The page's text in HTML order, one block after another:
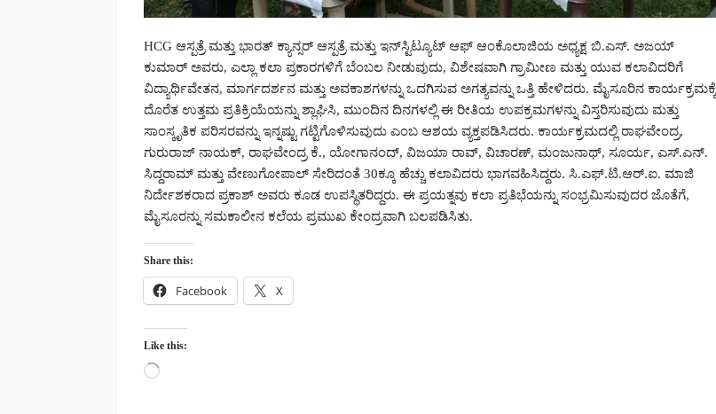
HCG ಆಸ್ಪತ್ರೆ ಮತ್ತು ಭಾರತ್ ಕ್ಯಾನ್ಸರ್ ಆಸ್ಪತ್ರೆ ಮತ್ತು ಇನ್‌ಸ್ಟಿಟ್ಯೂಟ್ ಆಫ್ ಆಂಕೊಲಾಜಿಯ ಅಧ್ಯಕ್ಷ ಬಿ.ಎಸ್. ಅಜಯ್
ಕುಮಾರ್ ಅವರು, ಎಲ್ಲಾ ಕಲಾ ಪ್ರಕಾರಗಳಿಗೆ ಬೆಂಬಲ ನೀಡುವುದು, ವಿಶೇಷವಾಗಿ ಗ್ರಾಮೀಣ ಮತ್ತು ಯುವ ಕಲಾವಿದರಿಗೆ
ವಿದ್ಯಾರ್ಥಿವೇತನ, ಮಾರ್ಗದರ್ಶನ ಮತ್ತು ಅವಕಾಶಗಳನ್ನು ಒದಗಿಸುವ ಅಗತ್ಯವನ್ನು ಒತ್ತಿ ಹೇಳಿದರು. ಮೈಸೂರಿನ ಕಾರ್ಯಕ್ರಮಕ್ಕೆ
ದೊರೆತ ಉತ್ತಮ ಪ್ರತಿಕ್ರಿಯೆಯನ್ನು ಶ್ಲಾಘಿಸಿ, ಮುಂದಿನ ದಿನಗಳಲ್ಲಿ ಈ ರೀತಿಯ ಉಪಕ್ರಮಗಳನ್ನು ವಿಸ್ತರಿಸುವುದು ಮತ್ತು
ಸಾಂಸ್ಕೃತಿಕ ಪರಿಸರವನ್ನು ಇನ್ನಷ್ಟು ಗಟ್ಟಿಗೊಳಿಸುವುದು ಎಂಬ ಆಶಯ ವ್ಯಕ್ತಪಡಿಸಿದರು. ಕಾರ್ಯಕ್ರಮದಲ್ಲಿ ರಾಘವೇಂದ್ರ,
ಗುರುರಾಜ್ ನಾಯಕ್, ರಾಘವೇಂದ್ರ ಕೆ., ಯೋಗಾನಂದ್, ವಿಜಯಾ ರಾವ್, ವಿಚಾರಣ್, ಮಂಜುನಾಥ್, ಸೂರ್ಯ, ಎಸ್.ಎನ್.
ಸಿದ್ದರಾಮ್ ಮತ್ತು ವೇಣುಗೋಪಾಲ್ ಸೇರಿದಂತೆ 30ಕ್ಕೂ ಹೆಚ್ಚು ಕಲಾವಿದರು ಭಾಗವಹಿಸಿದ್ದರು. ಸಿ.ಎಫ್.ಟಿ.ಆರ್.ಐ. ಮಾಜಿ
ನಿರ್ದೇಶಕರಾದ ಪ್ರಕಾಶ್ ಅವರು ಕೂಡ ಉಪಸ್ಥಿತರಿದ್ದರು. ಈ ಪ್ರಯತ್ನವು ಕಲಾ ಪ್ರತಿಭೆಯನ್ನು ಸಂಭ್ರಮಿಸುವುದರ ಜೊತೆಗೆ,
ಮೈಸೂರನ್ನು ಸಮಕಾಲೀನ ಕಲೆಯ ಪ್ರಮುಖ ಕೇಂದ್ರವಾಗಿ ಬಲಪಡಿಸಿತು.
Share this:
Facebook X
Like this:
Loading…